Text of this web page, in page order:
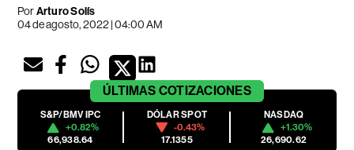
PorArturo Solís
04 de agosto, 2022 | 04:00 AM
ÚLTIMAS COTIZACIONES
S&P/BMV IPC
+0.82%
66,938.64
DÓLAR SPOT
-0.43%
17.1355
NASDAQ
+1.30%
26,690.62